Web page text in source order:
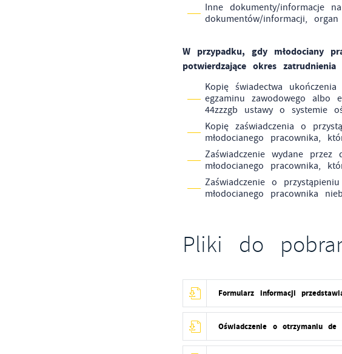
Inne dokumenty/informacje
dokumentów/informacji,
W przypadku, gdy młodociany
potwierdzające okres
Kopię świadectwa
egzaminu zawodowego albo
44zzzgb ustawy o systemie
Kopię zaświadczenia o
młodocianego pracownika,
Zaświadczenie wydane
młodocianego pracownika,
Zaświadczenie o
młodocianego pracownika
Pliki do
Formularz informacji
Oświadczenie o otrzymaniu de